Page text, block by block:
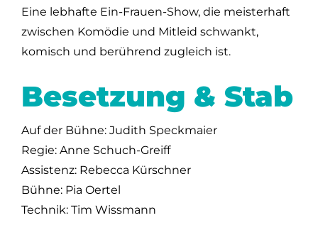
Eine lebhafte Ein-Frauen-Show, die meisterhaft
zwischen Komödie und Mitleid schwankt,
komisch und berührend zugleich ist.
Besetzung & Stab
Auf der Bühne: Judith Speckmaier
Regie: Anne Schuch-Greiff
Assistenz: Rebecca Kürschner
Bühne: Pia Oertel
Technik: Tim Wissmann